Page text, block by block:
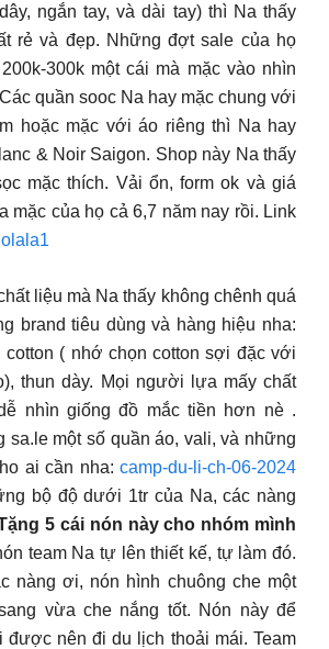
ngắn tay, và dài tay) thì Na thấy
rẻ và đẹp. Những đợt sale của họ
300k một cái mà mặc vào nhìn
quần sooc Na hay mặc chung với
hoặc mặc với áo riêng thì Na hay
& Noir Saigon. Shop này Na thấy
mặc thích. Vải ổn, form ok và giá
mặc của họ cả 6,7 năm nay rồi. Link
liệu mà Na thấy không chênh quá
brand tiêu dùng và hàng hiệu nha:
cotton ( nhớ chọn cotton sợi đặc với
thun dày. Mọi người lựa mấy chất
nhìn giống đồ mắc tiền hơn nè .
sa.le một số quần áo, vali, và những
ai cần nha: camp-du-li-ch-06-2024
bộ độ dưới 1tr của Na, các nàng
5 cái nón này cho nhóm mình
team Na tự lên thiết kế, tự làm đó.
nàng ơi, nón hình chuông che một
vừa che nắng tốt. Nón này để
được nên đi du lịch thoải mái. Team